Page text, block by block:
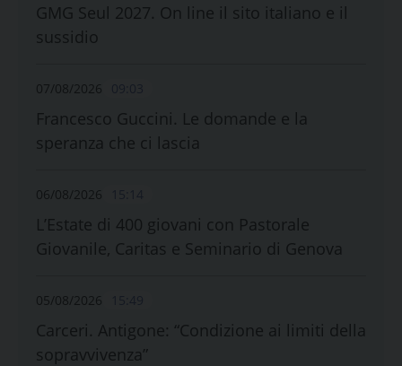
GMG Seul 2027. On line il sito italiano e il
sussidio
07/08/2026
Francesco Guccini. Le domande e la
speranza che ci lascia
06/08/2026
L’Estate di 400 giovani con Pastorale
Giovanile, Caritas e Seminario di Genova
05/08/2026
Carceri. Antigone: “Condizione ai limiti della
sopravvivenza”